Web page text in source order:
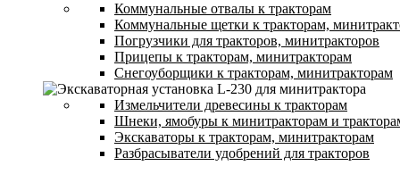
Коммунальные отвалы к тракторам
Коммунальные щетки к тракторам,
Погрузчики для тракторов, минитракторов
Прицепы к тракторам, минитракторам
Снегоуборщики к тракторам, минитракторам
Измельчители древесины к тракторам
Шнеки, ямобуры к минитракторам и
Экскаваторы к тракторам, минитракторам
Разбрасыватели удобрений для тракторов